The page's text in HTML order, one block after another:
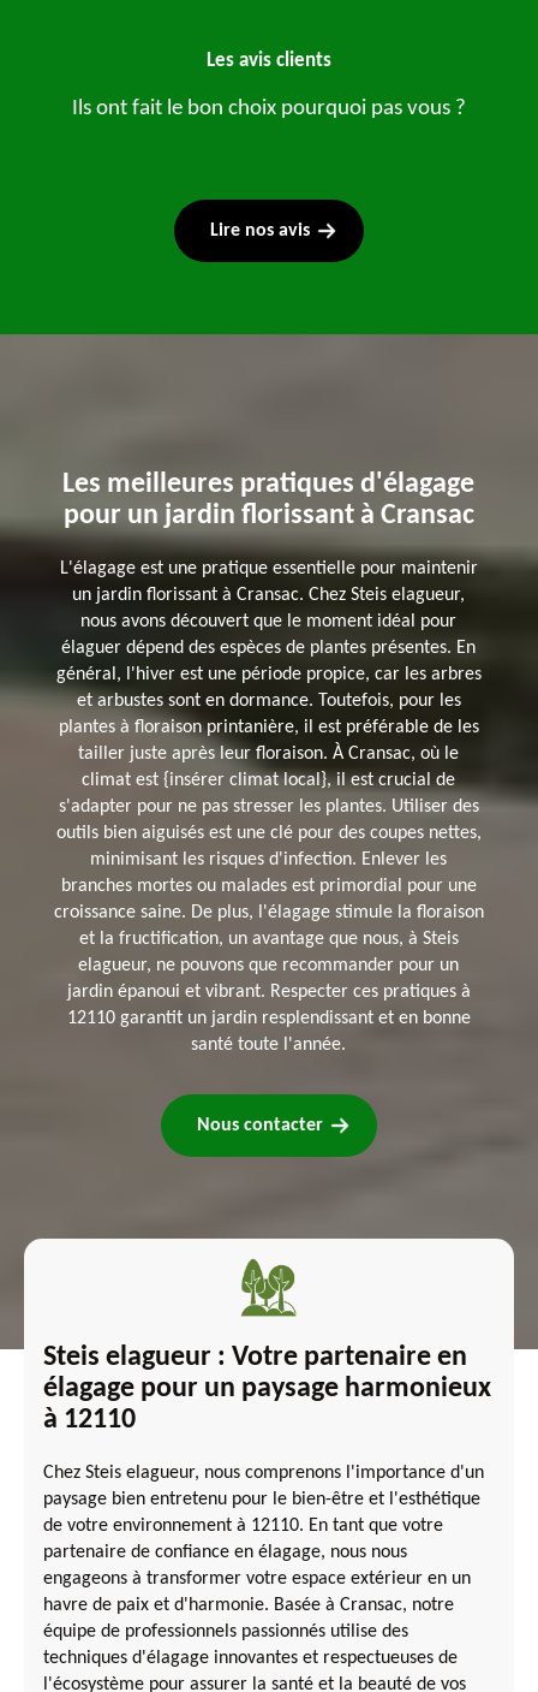
Les avis clients
Ils ont fait le bon choix pourquoi pas vous ?
Lire nos avis
Les meilleures pratiques d'élagage
pour un jardin florissant à Cransac
L'élagage est une pratique essentielle pour maintenir
un jardin florissant à Cransac. Chez Steis elagueur,
nous avons découvert que le moment idéal pour
élaguer dépend des espèces de plantes présentes. En
général, l'hiver est une période propice, car les arbres
et arbustes sont en dormance. Toutefois, pour les
plantes à floraison printanière, il est préférable de les
tailler juste après leur floraison. À Cransac, où le
climat est {insérer climat local}, il est crucial de
s'adapter pour ne pas stresser les plantes. Utiliser des
outils bien aiguisés est une clé pour des coupes nettes,
minimisant les risques d'infection. Enlever les
branches mortes ou malades est primordial pour une
croissance saine. De plus, l'élagage stimule la floraison
et la fructification, un avantage que nous, à Steis
elagueur, ne pouvons que recommander pour un
jardin épanoui et vibrant. Respecter ces pratiques à
12110 garantit un jardin resplendissant et en bonne
santé toute l'année.
Nous contacter
Steis elagueur : Votre partenaire en
élagage pour un paysage harmonieux
à 12110
Chez Steis elagueur, nous comprenons l'importance d'un
paysage bien entretenu pour le bien-être et l'esthétique
de votre environnement à 12110. En tant que votre
partenaire de confiance en élagage, nous nous
engageons à transformer votre espace extérieur en un
havre de paix et d'harmonie. Basée à Cransac, notre
équipe de professionnels passionnés utilise des
techniques d'élagage innovantes et respectueuses de
l'écosystème pour assurer la santé et la beauté de vos